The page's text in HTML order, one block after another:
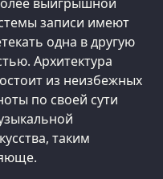
записи имеют
одна в другую
Архитектура
из неизбежных
по своей сути
таким